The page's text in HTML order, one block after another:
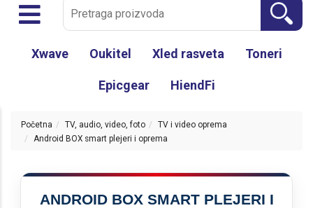
Xwave Oukitel Xled rasveta Toneri
Epicgear HiendFi
Početna TV, audio, video, foto
TV i video oprema
Android BOX smart plejeri i oprema
ANDROID BOX SMART PLEJERI I